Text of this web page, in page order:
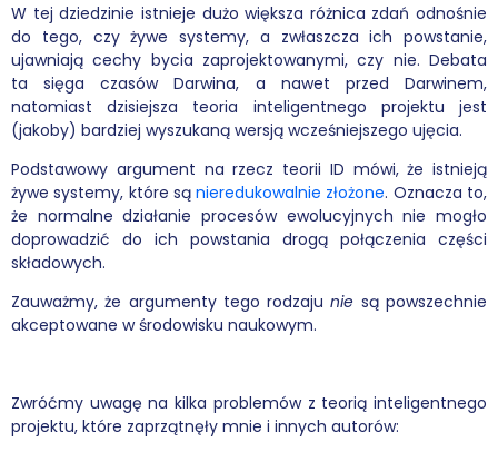
W tej dziedzinie istnieje dużo większa różnica zdań odnośnie
do tego, czy żywe systemy, a zwłaszcza ich powstanie,
ujawniają cechy bycia zaprojektowanymi, czy nie. Debata
ta sięga czasów Darwina, a nawet przed Darwinem,
natomiast dzisiejsza teoria inteligentnego projektu jest
(jakoby) bardziej wyszukaną wersją wcześniejszego ujęcia.
Podstawowy argument na rzecz teorii ID mówi, że istnieją
żywe systemy, które sąnieredukowalnie złożone. Oznacza to,
że normalne działanie procesów ewolucyjnych nie mogło
doprowadzić do ich powstania drogą połączenia części
składowych.
Zauważmy, że argumenty tego rodzajunie są powszechnie
akceptowane w środowisku naukowym.
Zwróćmy uwagę na kilka problemów z teorią inteligentnego
projektu, które zaprzątnęły mnie i innych autorów: